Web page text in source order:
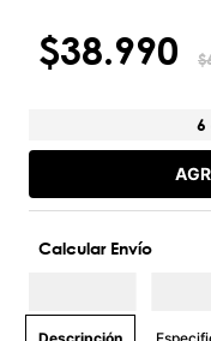
$38.990 $
6
Calcular Envío